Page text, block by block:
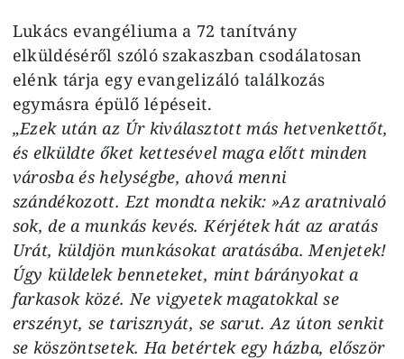
Lukács evangéliuma a 72 tanítvány
elküldéséről szóló szakaszban csodálatosan
elénk tárja egy evangelizáló találkozás
egymásra épülő lépéseit.
„Ezek után az Úr kiválasztott más hetvenkettőt,
és elküldte őket kettesével maga előtt minden
városba és helységbe, ahová menni
szándékozott. Ezt mondta nekik: »Az aratnivaló
sok, de a munkás kevés. Kérjétek hát az aratás
Urát, küldjön munkásokat aratásába. Menjetek!
Úgy küldelek benneteket, mint bárányokat a
farkasok közé. Ne vigyetek magatokkal se
erszényt, se tarisznyát, se sarut. Az úton senkit
se köszöntsetek. Ha betértek egy házba, először